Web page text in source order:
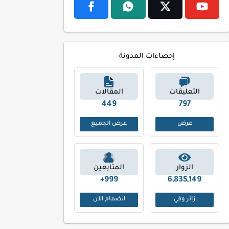
إحصاءات المدونة
التعليقات
885
عرض
المقالات
515
عرض الجميع
الزوار
6,835,149
زائر وفي
المتابعين
999+
انضمام الآن